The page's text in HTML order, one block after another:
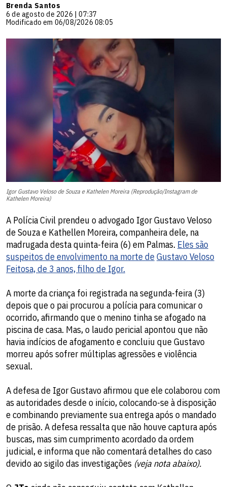
Brenda Santos
6 de agosto de 2026 | 07:37
Modificado em 06/08/2026 08:05
Igor Gustavo Veloso de Souza e Kathelen Moreira (Reprodução/Instagram de
Kathelen Moreira)
A Polícia Civil prendeu o advogado Igor Gustavo Veloso
de Souza e Kathellen Moreira, companheira dele, na
madrugada desta quinta-feira (6) em Palmas. Eles são
suspeitos de envolvimento na morte deGustavo Veloso
Feitosa, de 3 anos, filho de Igor.
A morte da criança foi registrada na segunda-feira (3)
depois que o pai procurou a polícia para comunicar o
ocorrido, afirmando que o menino tinha se afogado na
piscina de casa. Mas, o laudo pericial apontou que não
havia indícios de afogamento e concluiu que Gustavo
morreu após sofrer múltiplas agressões e violência
sexual.
A defesa de Igor Gustavo afirmou que ele colaborou com
as autoridades desde o início, colocando-se à disposição
e combinando previamente sua entrega após o mandado
de prisão. A defesa ressalta que não houve captura após
buscas, mas sim cumprimento acordado da ordem
judicial, e informa que não comentará detalhes do caso
devido ao sigilo das investigações (veja nota abaixo).